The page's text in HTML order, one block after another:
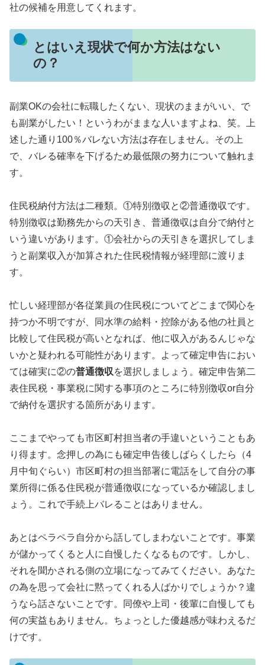
社の候補を用意してくれます。
とはいえ現状で何か方法はない
の？
副業OKの会社に転職したくない、現状のままがいい、で
も副業がしたい！というわがままな人いますよね、笑。上
述した通り100％バレない方法は存在しません。その上
で、バレる確率を下げるため最低限の努力について触れま
す。
住民税納付方法は二種類。①特別徴収と②普通徴収です。
特別徴収は勤務先からの天引き、普通徴収は自分で納付と
いう違いがあります。①会社からの天引きを選択してしま
うと副業収入が加算された住民税情報が経理部に渡りま
す。
忙しい経理部が各従業員の住民税についてどこまで関心を
持つか不明ですが、同水準の給料・控除がある他の社員と
比較して住民税が高いとなれば、他に収入があるんじゃな
いかと疑われる可能性があります。よって確定申告におい
ては確実に②の普通徴収 を選択しましょう。確定申告第二
表住民税・事業税に関する事項のところに特別徴収or自分
で納付を選択する箇所があります。
ここまでやっても市区町村担当者の手違いということもあ
り得ます。念押しの為にも確定申告後しばらくしたら（4
月中旬ぐらい）市区町村の担当部署に電話をして自分の事
業所得に係る住民税が普通徴収になっているか確認しまし
ょう。これで手続上バレることはありません。
あとはペラペラ自分から話してしまわないことです。事業
が儲かってくると人に自慢したくなるものです。しかし、
それを聞かされる側の立場になってみてください。あなた
の為を思って会社に黙ってくれる人ばかりでしょうか？違
うなら話さないことです。同僚や上司・後輩に自慢しても
何の実益もありません。ちょっとした優越感が味わえるだ
けです。